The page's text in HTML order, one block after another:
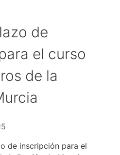
de
el curso
de la
de inscripción para el